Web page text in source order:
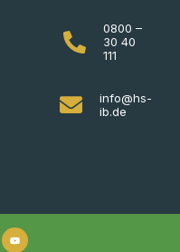
0800 –
30 40
111
info@hs-
ib.de